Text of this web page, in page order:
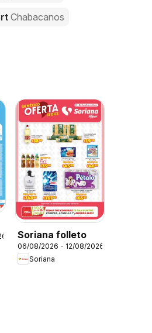
Chabacanos
Soriana folleto
06/08/2026 - 12/08/2026
Soriana